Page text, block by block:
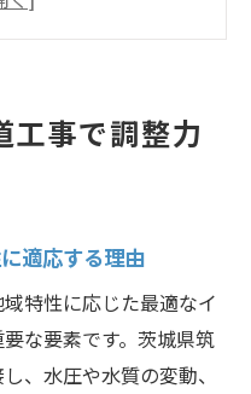
力の役割を徹底分析
工事の調整力の強
向上の重要ポイン
活に導く秘訣
る水道工事の調整力
工事で調整力
適応する理由
特性に応じた最適なイ
な要素です。茨城県筑
、水圧や水質の変動、